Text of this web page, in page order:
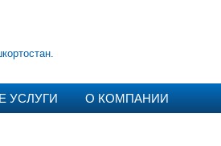
УСЛУГИ О КОМПАНИИ